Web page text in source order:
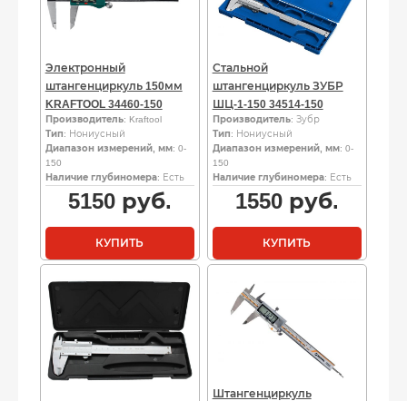
Электронный
штангенциркуль 150мм
KRAFTOOL 34460-150
Производитель: Kraftool
Тип: Нониусный
Диапазон измерений, мм: 0-
150
Наличие глубиномера: Есть
5150руб.
КУПИТЬ
Стальной
штангенциркуль ЗУБР
ШЦ-1-150 34514-150
Производитель: Зубр
Тип: Нониусный
Диапазон измерений, мм: 0-
150
Наличие глубиномера: Есть
1550руб.
КУПИТЬ
Штангенциркуль